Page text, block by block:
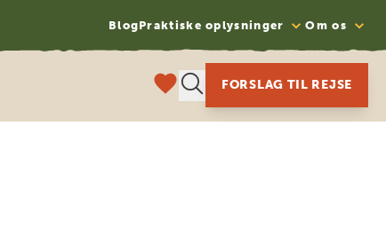
BlogPraktiske oplysninger Om os
FORSLAG TIL REJSE